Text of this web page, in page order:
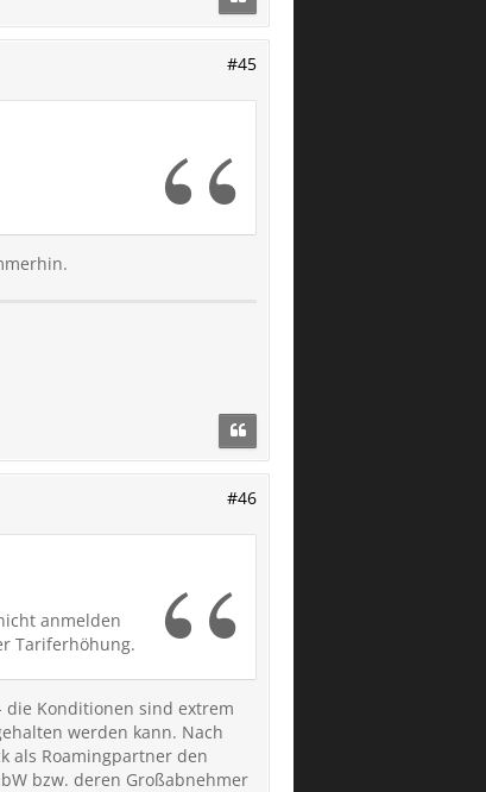
#45
#46
anmelden
Tariferhöhung.
Konditionen sind extrem
werden kann. Nach
als Roamingpartner den
bzw. deren Großabnehmer